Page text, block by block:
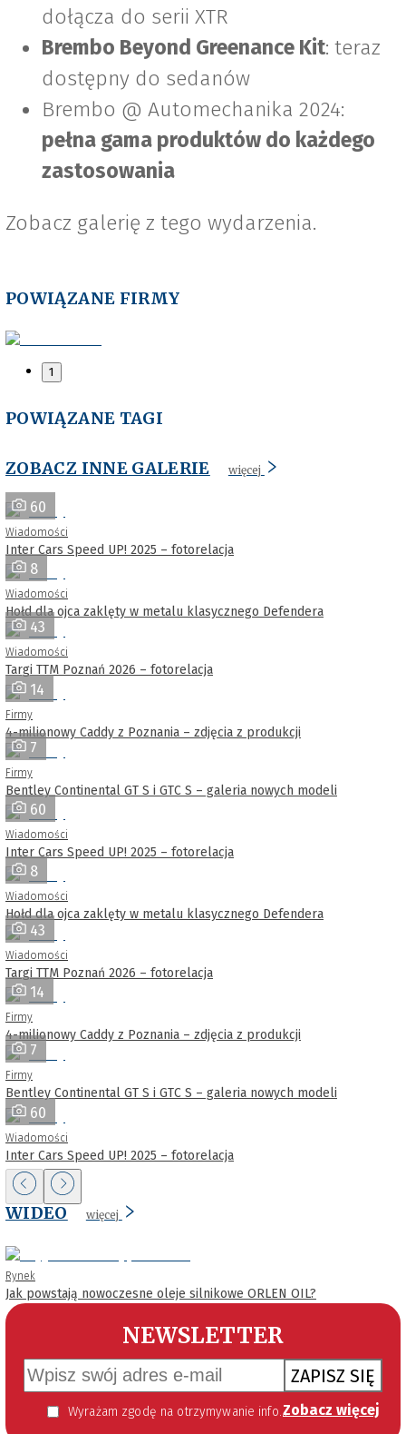
dołącza do serii XTR
Brembo Beyond Greenance Kit: teraz
dostępny do sedanów
Brembo @ Automechanika 2024:
pełna gama produktów do każdego
zastosowania
Zobacz galerię z tego wydarzenia.
POWIĄZANE FIRMY
1
POWIĄZANE TAGI
ZOBACZ INNE GALERIE więcej
60
Wiadomości
Inter Cars Speed UP! 2025 – fotorelacja
8
Wiadomości
Hołd dla ojca zaklęty w metalu klasycznego Defendera
43
Wiadomości
Targi TTM Poznań 2026 – fotorelacja
14
Firmy
4-milionowy Caddy z Poznania – zdjęcia z produkcji
7
Firmy
Bentley Continental GT S i GTC S – galeria nowych modeli
60
Wiadomości
Inter Cars Speed UP! 2025 – fotorelacja
8
Wiadomości
Hołd dla ojca zaklęty w metalu klasycznego Defendera
43
Wiadomości
Targi TTM Poznań 2026 – fotorelacja
14
Firmy
4-milionowy Caddy z Poznania – zdjęcia z produkcji
7
Firmy
Bentley Continental GT S i GTC S – galeria nowych modeli
60
Wiadomości
Inter Cars Speed UP! 2025 – fotorelacja
WIDEO więcej
Rynek
Jak powstają nowoczesne oleje silnikowe ORLEN OIL?
NEWSLETTER
ZAPISZ SIĘ
Wyrażam zgodę na otrzymywanie informacji handlowej kierowanej do mnie za pomocą środków komunikacji elektronicznej w szczególności poczty elektronicznej zgodnie z przepisem art. 10 ust 2 ustawy z dnia 18 lipca 2002 roku o świadczeniu usług drogą elektroniczną (Dz. U. 144 z 2002 r. poz. 1204). Zgoda jest dobrowolna, jednak jej wyrażenie jest konieczne, aby otrzymywać newsletter. Zobacz więcej